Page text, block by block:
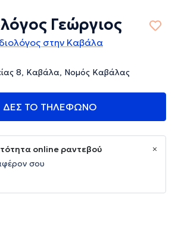
Γεώργιος
στην Καβάλα
8, Καβάλα, Νομός Καβάλας
ΔΕΣ ΤΟ ΤΗΛΕΦΩΝΟ
online ραντεβού
σου